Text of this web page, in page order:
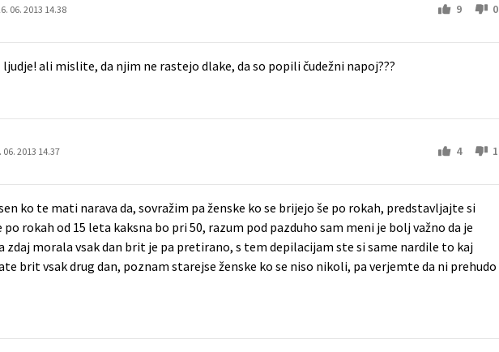
06. 2013 14.38 9 0
ali mislite, da njim ne rastejo dlake, da so popili čudežni napoj???
06. 2013 14.37 4 1
ko te mati narava da, sovražim pa ženske ko se brijejo še po rokah, predstavljajte si
po rokah od 15 leta kaksna bo pri 50, razum pod pazduho sam meni je bolj važno da je
zdaj morala vsak dan brit je pa pretirano, s tem depilacijam ste si same nardile to kaj
brit vsak drug dan, poznam starejse ženske ko se niso nikoli, pa verjemte da ni prehudo